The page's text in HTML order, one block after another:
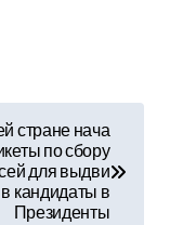
стране нача
по сбору
для выдви
кандидаты в
Президенты